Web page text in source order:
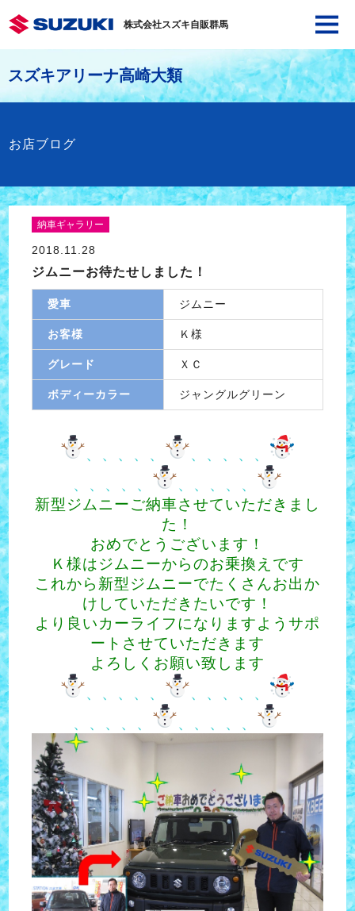
株式会社スズキ自販群馬
スズキアリーナ高崎大類
お店ブログ
納車ギャラリー
2018.11.28
ジムニーお待たせしました！
愛車 ジムニー
お客様 Ｋ様
グレード ＸＣ
ボディーカラー ジャングルグリーン
、、、、、
、、、、、
、、、、、
、、、、、
新型ジムニーご納車させていただきまし
た！
おめでとうございます！
Ｋ様はジムニーからのお乗換えです
これから新型ジムニーでたくさんお出か
けしていただきたいです！
より良いカーライフになりますようサポ
ートさせていただきます
よろしくお願い致します
、、、、、
、、、、、
、、、、、
、、、、、